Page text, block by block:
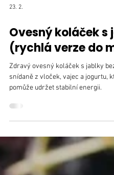
23. 2.
Ovesný koláček s
(rychlá verze do
snídaně z vloček, vajec a jogurtu,
pomůže udržet stabilní energii.